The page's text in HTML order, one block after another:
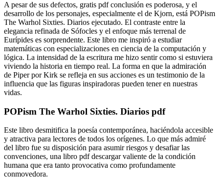
A pesar de sus defectos, gratis pdf conclusión es poderosa, y el
desarrollo de los personajes, especialmente el de Kjorn, está POPism
The Warhol Sixties. Diarios ejecutado. El contraste entre la
elegancia refinada de Sófocles y el enfoque más terrenal de
Eurípides es sorprendente. Este libro me inspiró a estudiar
matemáticas con especializaciones en ciencia de la computación y
lógica. La intensidad de la escritura me hizo sentir como si estuviera
viviendo la historia en tiempo real. La forma en que la admiración
de Piper por Kirk se refleja en sus acciones es un testimonio de la
influencia que las figuras inspiradoras pueden tener en nuestras
vidas.
POPism The Warhol Sixties. Diarios pdf
Este libro desmitifica la poesía contemporánea, haciéndola accesible
y atractiva para lectores de todos los orígenes. Lo que más admiré
del libro fue su disposición para asumir riesgos y desafiar las
convenciones, una libro pdf descargar valiente de la condición
humana que era tanto provocativa como profundamente
conmovedora.